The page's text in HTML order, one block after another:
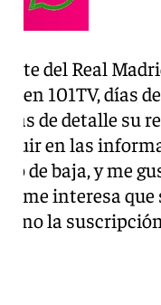
del Real
en 101TV, días
de detalle su
en las
de baja, y me
me interesa
la